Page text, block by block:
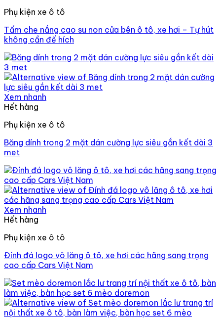
Phụ kiện xe ô tô
Tấm che nắng cao su non cửa bên ô tô, xe hơi – Tự hút
không cần đế hích
Xem nhanh
Hết hàng
Phụ kiện xe ô tô
Băng dính trong 2 mặt dán cường lực siêu gắn kết dài 3
met
Xem nhanh
Hết hàng
Phụ kiện xe ô tô
Đính đá logo vô lăng ô tô, xe hơi các hãng sang trọng
cao cấp Cars Việt Nam